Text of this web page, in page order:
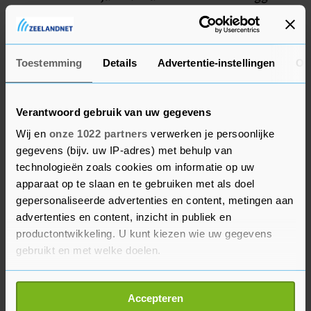
Toestemming Details Advertentie-instellingen
Verantwoord gebruik van uw gegevens
Wij en onze 1022 partners verwerken je persoonlijke
gegevens (bijv. uw IP-adres) met behulp van
technologieën zoals cookies om informatie op uw
apparaat op te slaan en te gebruiken met als doel
gepersonaliseerde advertenties en content, metingen aan
advertenties en content, inzicht in publiek en
productontwikkeling. U kunt kiezen wie uw gegevens
gebruikt en met welke doelen.
Als u het toestaat, willen we ook graag:
Informatie verzamelen over uw geografische
Accepteren
voor de lange termijn interessant om te beleggen
in die bedrijven. Dan kan het vliegwiel gaan
draaien, denk ik."
Nu belegt Achmea slechts 20 miljoen euro in
defensie, een fractie van de ruim 40 miljard euro
aan eigen beleggingen van de verzekeraar. Maar
het moederbedrijf van merken als Centraal
Beheer, FBTO en Interpolis is bereid dit uit te
breiden tot "een veelvoud" van wat er nu in
defensie wordt belegd. "Dat kunnen substantiële
bedragen zijn", zegt Tetteroo.
Achmea sluit bij zijn beleggingsbeleid bedrijven
uit die werken aan controversiële wapens, zoals
kernwapens, chemische wapens of